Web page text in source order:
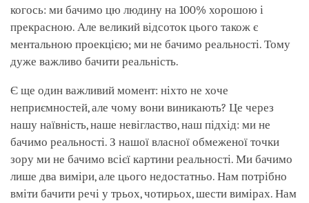
когось: ми бачимо цю людину на 100% хорошою і
прекрасною. Але великий відсоток цього також є
ментальною проекцією; ми не бачимо реальності. Тому
дуже важливо бачити реальність.
Є ще один важливий момент: ніхто не хоче
неприємностей, але чому вони виникають? Це через
нашу наївність, наше невігластво, наш підхід: ми не
бачимо реальності. З нашої власної обмеженої точки
зору ми не бачимо всієї картини реальності. Ми бачимо
лише два виміри, але цього недостатньо. Нам потрібно
вміти бачити речі у трьох, чотирьох, шести вимірах. Нам